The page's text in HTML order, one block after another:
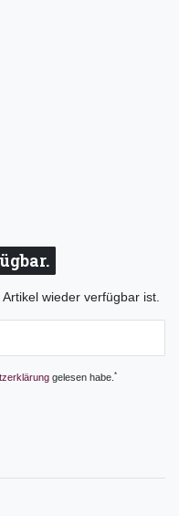
wieder verfügbar ist.
gelesen habe. *